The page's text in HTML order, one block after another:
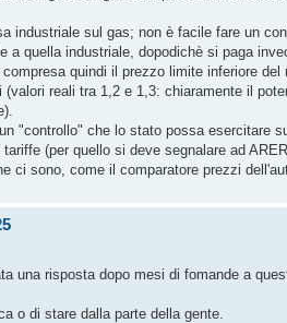
industriale sul gas; non è facile fare un
a quella industriale, dopodichè si paga
quindi il prezzo limite inferiore
reali tra 1,2 e 1,3: chiaramente il
"controllo" che lo stato possa esercitare
(per quello si deve segnalare ad
ci sono, come il comparatore prezzi
una risposta dopo mesi di fomande a
o di stare dalla parte della gente.